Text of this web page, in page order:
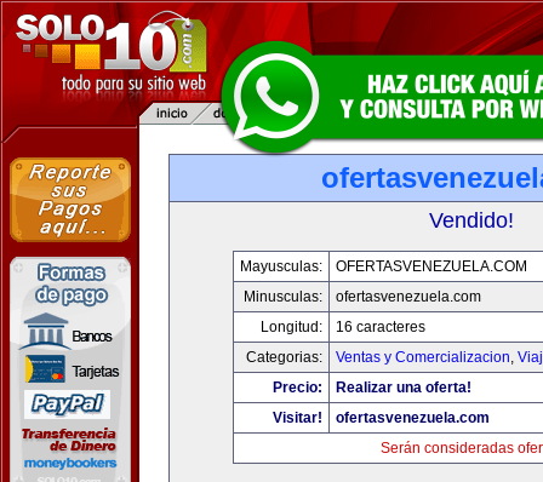
Vendido!
Mayusculas:
OFERTASVENEZUELA.COM
Minusculas:
ofertasvenezuela.com
Longitud:
16 caracteres
Categorias:
Ventas y Comercializacion,
Precio:
Realizar una oferta!
Visitar!
ofertasvenezuela.com
Serán consideradas